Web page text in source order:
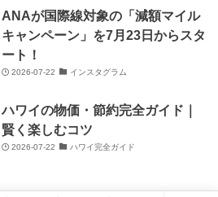
ANAが国際線対象の「減額マイル
キャンペーン」を7月23日からスタ
ート！
2026-07-22 インスタグラム
ハワイの物価・節約完全ガイド｜
賢く楽しむコツ
2026-07-22 ハワイ完全ガイド